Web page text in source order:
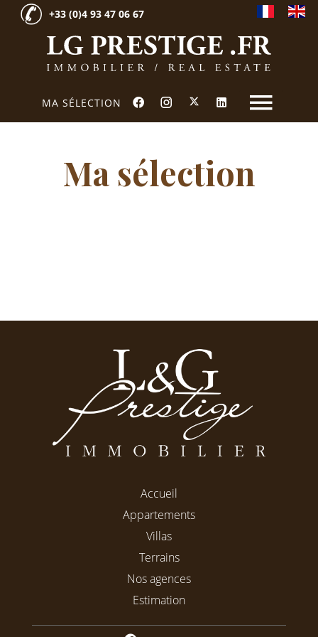
MA SÉLECTION
+33 (0)4 93 47 06 67
Ma sélection
Accueil
Appartements
Villas
Terrains
Nos agences
Estimation